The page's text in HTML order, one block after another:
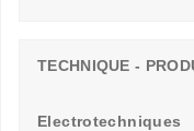
TECHNIQUE -
Electrotechniques